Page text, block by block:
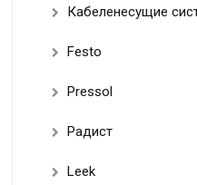
Кабеленесущие
Festo
Pressol
Радист
Leek